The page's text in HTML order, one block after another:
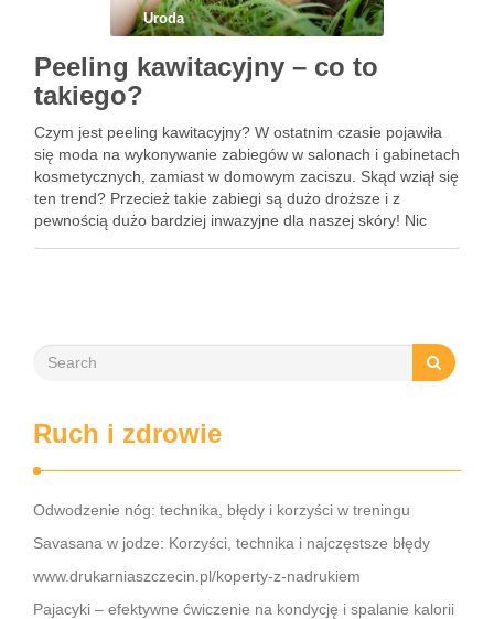
Uroda
Peeling kawitacyjny – co to
takiego?
Czym jest peeling kawitacyjny? W ostatnim czasie pojawiła
się moda na wykonywanie zabiegów w salonach i gabinetach
kosmetycznych, zamiast w domowym zaciszu. Skąd wziął się
ten trend? Przecież takie zabiegi są dużo droższe i z
pewnością dużo bardziej inwazyjne dla naszej skóry! Nic
Ruch i zdrowie
Odwodzenie nóg: technika, błędy i korzyści w treningu
Savasana w jodze: Korzyści, technika i najczęstsze błędy
www.drukarniaszczecin.pl/koperty-z-nadrukiem
Pajacyki – efektywne ćwiczenie na kondycję i spalanie kalorii